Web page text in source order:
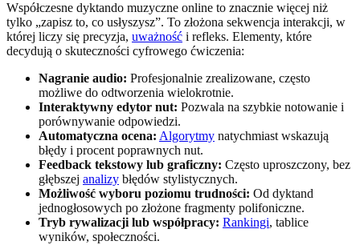
Współczesne dyktando muzyczne online to znacznie więcej niż
tylko „zapisz to, co usłyszysz”. To złożona sekwencja interakcji, w
której liczy się precyzja, uważność i refleks. Elementy, które
decydują o skuteczności cyfrowego ćwiczenia:
Nagranie audio: Profesjonalnie zrealizowane, często
możliwe do odtworzenia wielokrotnie.
Interaktywny edytor nut: Pozwala na szybkie notowanie i
porównywanie odpowiedzi.
Automatyczna ocena: Algorytmy natychmiast wskazują
błędy i procent poprawnych nut.
Feedback tekstowy lub graficzny: Często uproszczony, bez
głębszej analizy błędów stylistycznych.
Możliwość wyboru poziomu trudności: Od dyktand
jednogłosowych po złożone fragmenty polifoniczne.
Tryb rywalizacji lub współpracy: Rankingi, tablice
wyników, społeczności.